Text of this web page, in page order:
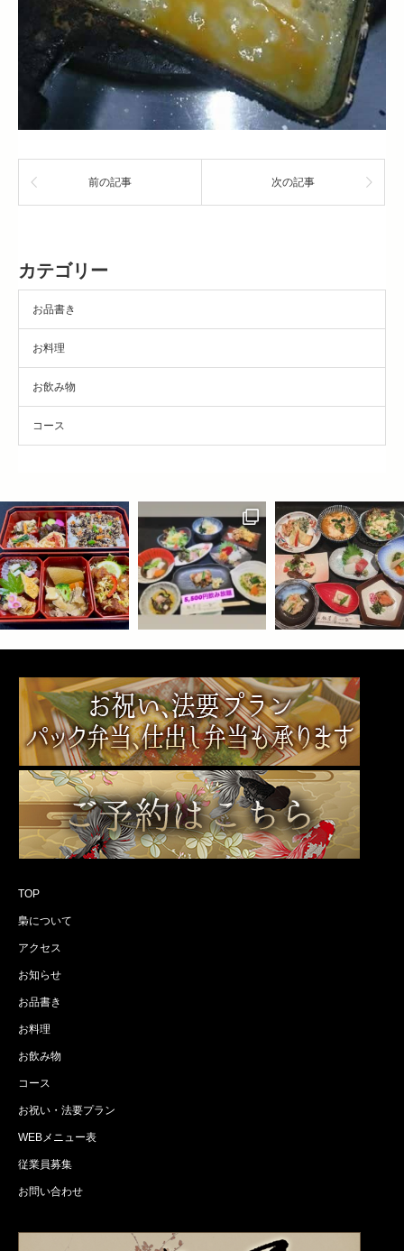
前の記事 次の記事
カテゴリー
お品書き
お料理
お飲み物
コース
TOP
梟について
アクセス
お知らせ
お品書き
お料理
お飲み物
コース
お祝い・法要プラン
WEBメニュー表
従業員募集
お問い合わせ